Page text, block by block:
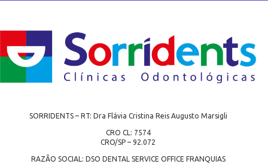
SORRIDENTS – RT: Dra Flávia Cristina Reis Augusto Marsigli
CRO CL: 7574
CRO/SP – 92.072
RAZÃO SOCIAL: DSO DENTAL SERVICE OFFICE FRANQUIAS